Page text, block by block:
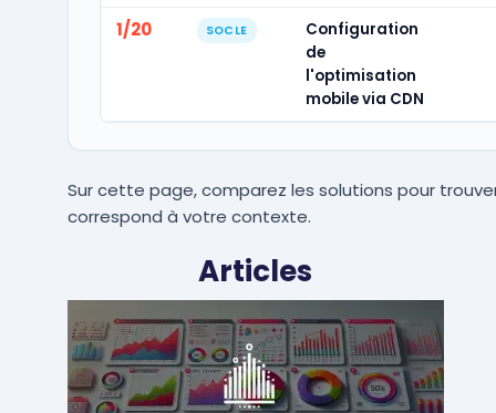
1/20 SOCLE
Configuration
de
l'optimisation
mobile via CDN
Sur cette page, comparez les solutions pour
correspond à votre contexte.
Articles